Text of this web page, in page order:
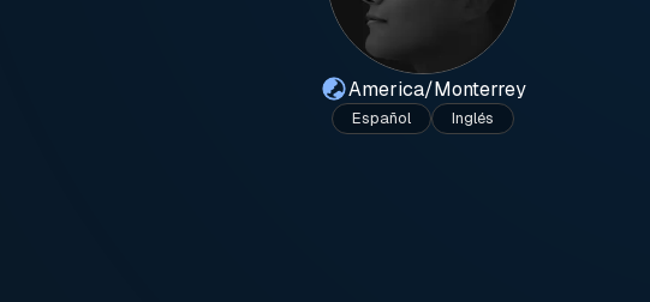
America/Monterrey
Español Inglés